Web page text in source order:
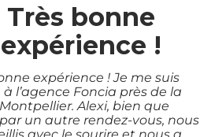
Très bonne
expérience !
expérience ! Je me suis
l’agence Foncia près de la
Alexi, bien que
un autre rendez-vous, nous